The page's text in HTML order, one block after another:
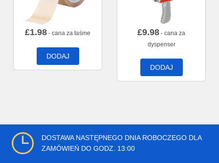
£1.98 - cana za taśme
DODAJ
£9.98 - cana za
dyspenser
DODAJ
DOSTAWA NASTĘPNEGO DNIA ROBOCZEGO DLA
ZAMÓWIEŃ DO GODZ. 13:00